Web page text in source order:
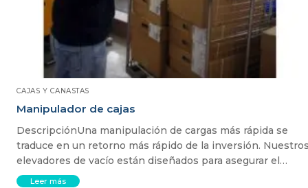
CAJAS Y CANASTAS
Manipulador de cajas
DescripciónUna manipulación de cargas más rápida se
traduce en un retorno más rápido de la inversión.
elevadores de vacío están diseñados para asegurar el…
Leer más